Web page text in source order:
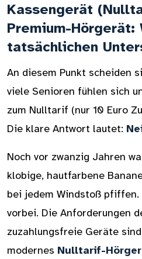
Kassengerät
Premium-
tatsächlichen
An diesem Punkt scheiden
viele Senioren fühlen sich
zum Nulltarif (nur 10 Euro
Die klare Antwort lautet:
Noch vor zwanzig Jahren
klobige, hautfarbene
bei jedem Windstoß
vorbei. Die Anforderungen
zuzahlungsfreie Geräte
modernes Nulltarif-